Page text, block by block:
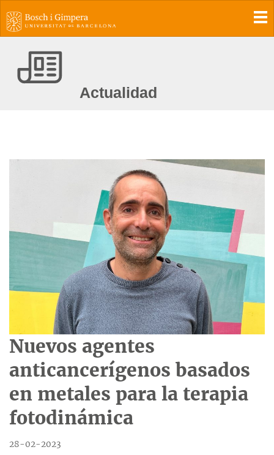
Actualidad
Nuevos agentes
anticancerígenos basados
en metales para la terapia
fotodinámica
28-02-2023